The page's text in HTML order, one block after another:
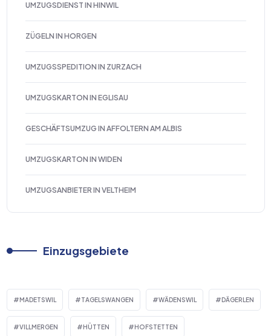
UMZUGSDIENST IN HINWIL
ZÜGELN IN HORGEN
UMZUGSSPEDITION IN ZURZACH
UMZUGSKARTON IN EGLISAU
GESCHÄFTSUMZUG IN AFFOLTERN AM ALBIS
UMZUGSKARTON IN WIDEN
UMZUGSANBIETER IN VELTHEIM
Einzugsgebiete
MADETSWIL TAGELSWANGEN WÄDENSWIL DÄGERLEN
VILLMERGEN HÜTTEN HOFSTETTEN